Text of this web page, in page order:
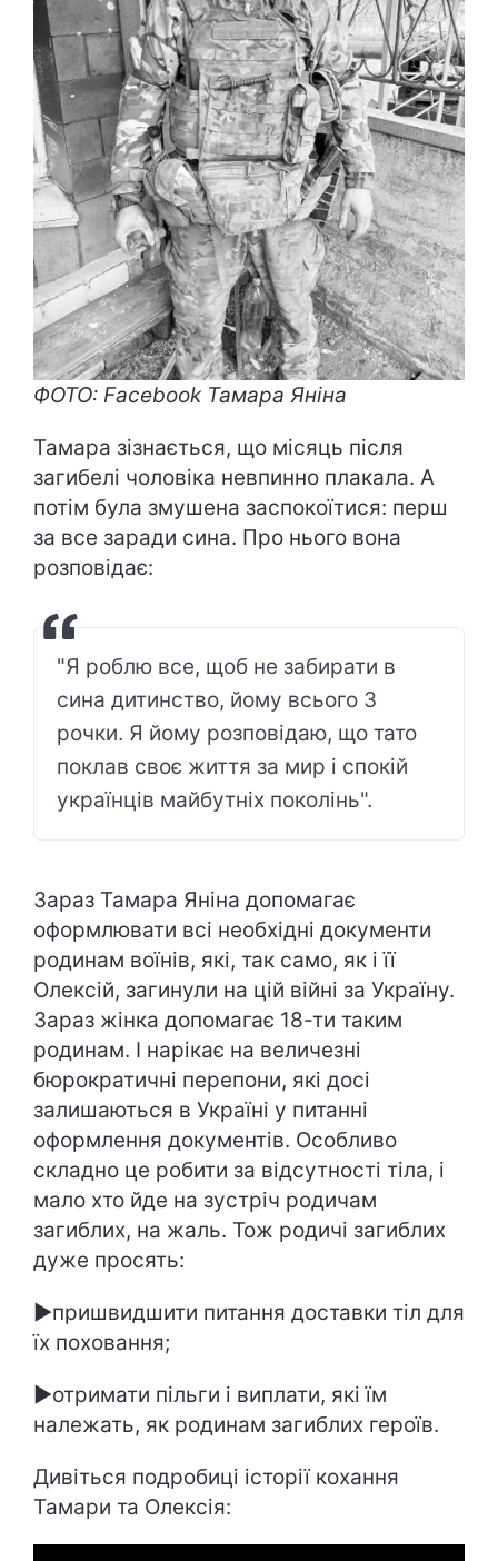
ФОТО: Facebook Тамара Яніна
Тамара зізнається, що місяць після
загибелі чоловіка невпинно плакала. А
потім була змушена заспокоїтися: перш
за все заради сина. Про нього вона
розповідає:
"Я роблю все, щоб не забирати в
сина дитинство, йому всього 3
рочки. Я йому розповідаю, що тато
поклав своє життя за мир і спокій
українців майбутніх поколінь".
Зараз Тамара Яніна допомагає
оформлювати всі необхідні документи
родинам воїнів, які, так само, як і її
Олексій, загинули на цій війні за Україну.
Зараз жінка допомагає 18-ти таким
родинам. І нарікає на величезні
бюрократичні перепони, які досі
залишаються в Україні у питанні
оформлення документів. Особливо
складно це робити за відсутності тіла, і
мало хто йде на зустріч родичам
загиблих, на жаль. Тож родичі загиблих
дуже просять:
►пришвидшити питання доставки тіл для
їх поховання;
►отримати пільги і виплати, які їм
належать, як родинам загиблих героїв.
Дивіться подробиці історії кохання
Тамари та Олексія: